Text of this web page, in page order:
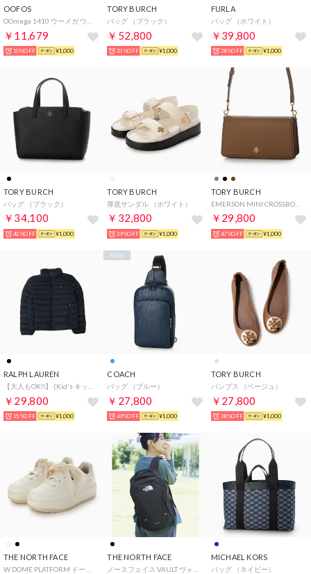
OOFOS
￥11,679
10%OFF ¥1,000
TORY BURCH
バッグ （ブラック）
￥52,800
33%OFF ¥1,000
FURLA
バッグ （ホワイト）
￥39,800
38%OFF ¥1,000
TORY BURCH
バッグ （ブラック）
￥34,100
42%OFF ¥1,000
TORY BURCH
厚底サンダル （ホワイト）
￥32,800
39%OFF ¥1,000
TORY BURCH
EMERSON MINI CROSSBODY エマーソン ミニ クロスボディ バッグ ショルダーバッグ （ブラウン）
￥29,800
47%OFF ¥1,000
RALPH LAUREN
￥29,800
15%OFF ¥1,000
COACH
バッグ （ブルー）
￥27,800
NEW
49%OFF ¥1,000
TORY BURCH
パンプス （ベージュ）
￥27,800
38%OFF ¥1,000
THE NORTH FACE THE NORTH FACE MICHAEL KORS
バッグ （ネイビー）